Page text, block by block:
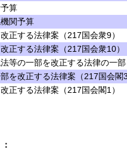
算
関予算
正する法律案（217国会衆9）
正する法律案（217国会衆10）
等の一部を改正する法律の一
を改正する法律案（217国会閣
正する法律案（217国会閣1）